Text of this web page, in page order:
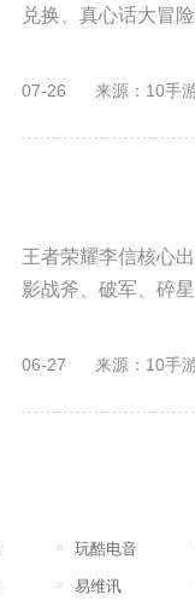
兑换、真心话大冒
07-26 来源：10手
王者荣耀李信核心
影战斧、破军、碎
06-27 来源：10手
玩酷电音
易维讯